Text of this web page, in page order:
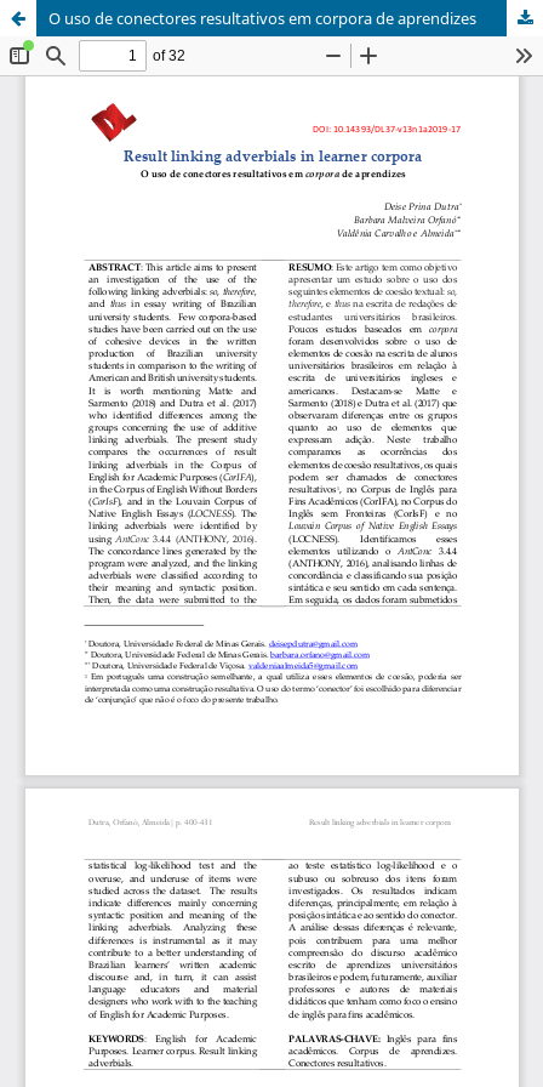
O uso de conectores resultativos em corpora de aprendizes